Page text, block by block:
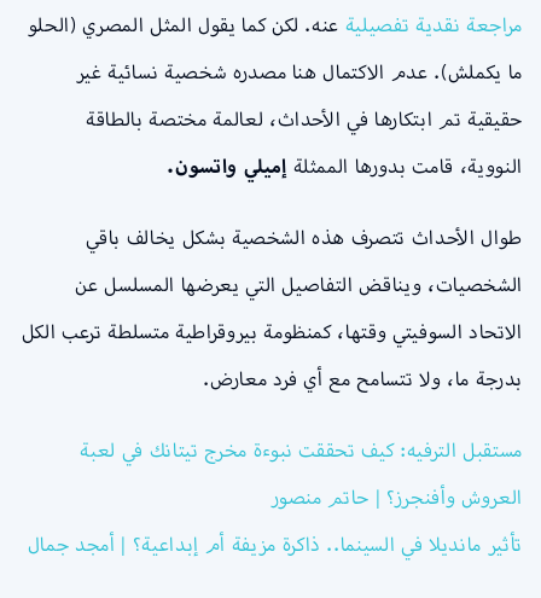
مراجعة نقدية تفصيلية عنه. لكن كما يقول المثل المصري (الحلو
ما يكملش). عدم الاكتمال هنا مصدره شخصية نسائية غير
حقيقية تم ابتكارها في الأحداث، لعالمة مختصة بالطاقة
النووية، قامت بدورها الممثلة إميلي واتسون.
طوال الأحداث تتصرف هذه الشخصية بشكل يخالف باقي
الشخصيات، ويناقض التفاصيل التي يعرضها المسلسل عن
الاتحاد السوفيتي وقتها، كمنظومة بيروقراطية متسلطة ترعب الكل
بدرجة ما، ولا تتسامح مع أي فرد معارض.
مستقبل الترفيه: كيف تحققت نبوءة مخرج تيتانك في لعبة
العروش وأفنجرز؟ | حاتم منصور
تأثير مانديلا في السينما.. ذاكرة مزيفة أم إبداعية؟ | أمجد جمال